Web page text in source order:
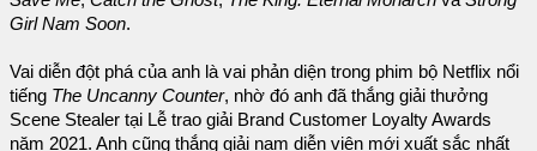
Girl Nam Soon.
Vai diễn đột phá của anh là vai phản diện trong phim bộ Netflix nổi
tiếng The Uncanny Counter, nhờ đó anh đã thắng giải thưởng
Scene Stealer tại Lễ trao giải Brand Customer Loyalty Awards
năm 2021. Anh cũng thắng giải nam diễn viên mới xuất sắc nhất